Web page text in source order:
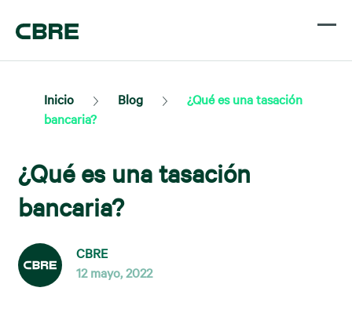
Inicio Blog
¿Qué es una tasación
bancaria?
¿Qué es una tasación
bancaria?
CBRE
12 mayo, 2022